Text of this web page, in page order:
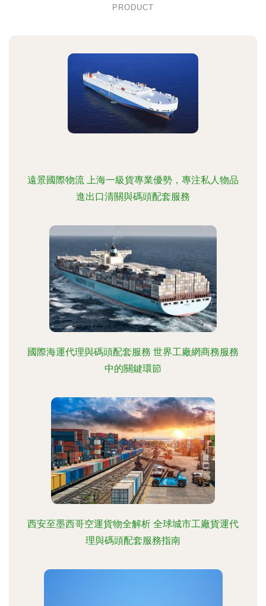
PRODUCT
遠景國際物流 上海一級貨專業優勢，專注私人物品
進出口清關與碼頭配套服務
國際海運代理與碼頭配套服務 世界工廠網商務服務
中的關鍵環節
西安至墨西哥空運貨物全解析 全球城市工廠貨運代
理與碼頭配套服務指南